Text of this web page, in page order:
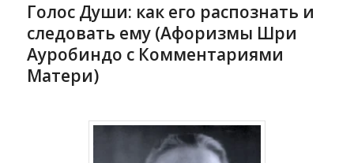
Голос Души: как его распознать и
следовать ему (Афоризмы Шри
Ауробиндо с Комментариями
Матери)